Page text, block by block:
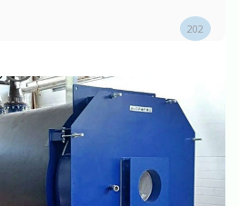
202